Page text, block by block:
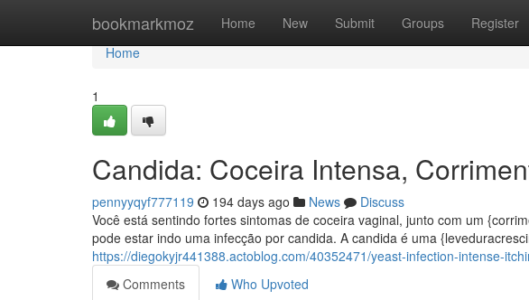
bookmarkmoz Home New Submit Groups Register
Home
Home
1
Candida: Coceira Intensa,
pennyyqyf777119 194 days ago News
Discuss
Você está sentindo fortes sintomas de coceira vaginal, junto com um
pode estar indo uma infecção por candida. A candida é uma
https://diegokyjr441388.actoblog.com/40352471/yeast-infection-intense-
Comments
Who Upvoted